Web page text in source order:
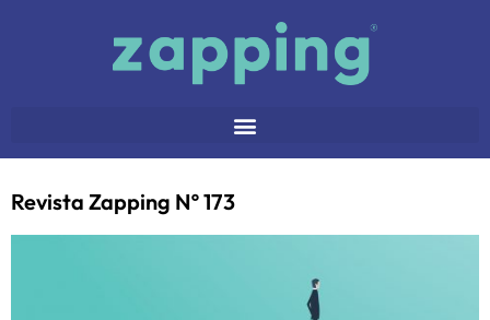
Revista Zapping Nº 173